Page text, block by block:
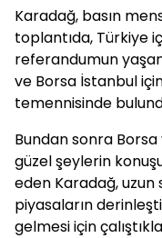
Karadağ, basın
toplantıda, Türkiye
referandumun
ve Borsa İstanbul
temennisinde
Bundan sonra
güzel şeylerin
eden Karadağ, uzun
piyasaların
gelmesi için